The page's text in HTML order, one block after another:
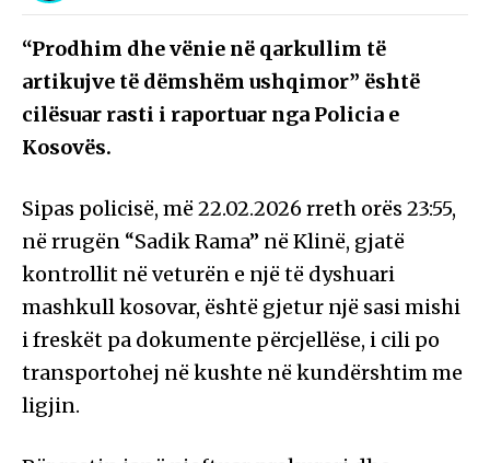
“Prodhim dhe vënie në qarkullim të
artikujve të dëmshëm ushqimor” është
cilësuar rasti i raportuar nga Policia e
Kosovës.
Sipas policisë, më 22.02.2026 rreth orës 23:55,
në rrugën “Sadik Rama” në Klinë, gjatë
kontrollit në veturën e një të dyshuari
mashkull kosovar, është gjetur një sasi mishi
i freskët pa dokumente përcjellëse, i cili po
transportohej në kushte në kundërshtim me
ligjin.